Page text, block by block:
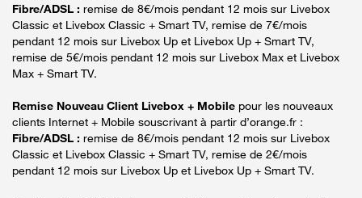
Fibre/ADSL : remise de 8€/mois pendant 12 mois sur Livebox
Classic et Livebox Classic + Smart TV, remise de 7€/mois
pendant 12 mois sur Livebox Up et Livebox Up + Smart TV,
remise de 5€/mois pendant 12 mois sur Livebox Max et Livebox
Max + Smart TV.
Remise Nouveau Client Livebox + Mobile pour les nouveaux
clients Internet + Mobile souscrivant à partir d’orange.fr :
Fibre/ADSL : remise de 8€/mois pendant 12 mois sur Livebox
Classic et Livebox Classic + Smart TV, remise de 2€/mois
pendant 12 mois sur Livebox Up et Livebox Up + Smart TV.